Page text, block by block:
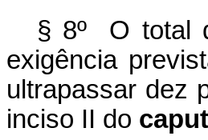
§ 8º O total
exigência
ultrapassar dez
inciso II do caput